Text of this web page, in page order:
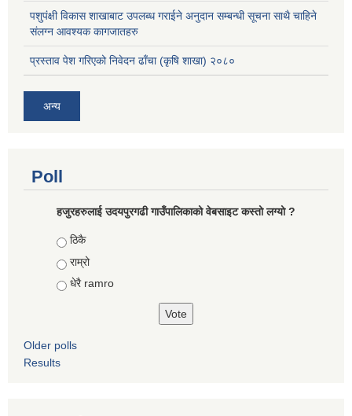
पशुपंक्षी विकास शाखाबाट उपलब्ध गराईने अनुदान सम्बन्धी सूचना साथै चाहिने
संलग्न आवश्यक कागजातहरु
प्रस्ताव पेश गरिएको निवेदन ढाँचा (कृषि शाखा) २०८०
अन्य
Poll
हजुरहरुलाई उदयपुरगढी गाउँपालिकाको वेबसाइट कस्तो लग्यो ?
Choices
ठिकै
राम्रो
धेरै ramro
Older polls
Results